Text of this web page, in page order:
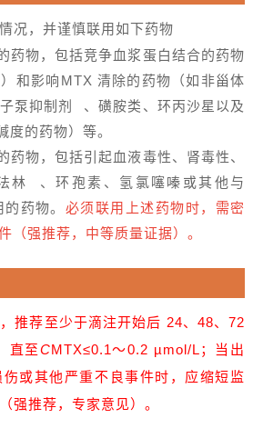
况，并谨慎联用如下药物
药物，包括竞争血浆蛋白结合的药物
）和影响MTX 清除的药物（如非甾体
泵抑制剂
、磺胺类、环丙沙星以及
度的药物）等。
药物，包括引起血液毒性、肾毒性、
林
、环孢素、氢氯噻嗪或其他与
药物。 必须联用上述药物时，需密
（强推荐，中等质量证据）。
推荐至少于滴注开始后 24、48、72
直至CMTX≤0.1～0.2 µmol/L；当出
或其他严重不良事件时，应缩短监
强推荐，专家意见）。